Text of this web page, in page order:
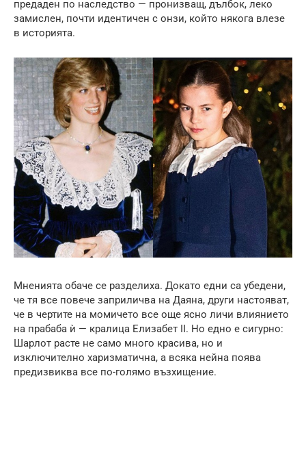
предаден по наследство — пронизващ, дълбок, леко
замислен, почти идентичен с онзи, който някога влезе
в историята.
Мненията обаче се разделиха. Докато едни са убедени,
че тя все повече заприличва на Даяна, други настояват,
че в чертите на момичето все още ясно личи влиянието
на прабаба ѝ — кралица Елизабет II. Но едно е сигурно:
Шарлот расте не само много красива, но и
изключително харизматична, а всяка нейна поява
предизвиква все по-голямо възхищение.